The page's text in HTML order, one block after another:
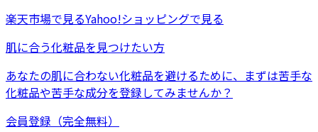
楽天市場で見るYahoo!ショッピングで見る
肌に合う化粧品を見つけたい方
あなたの肌に合わない化粧品を避けるために、まずは苦手な
化粧品や苦手な成分を登録してみませんか？
会員登録（完全無料）